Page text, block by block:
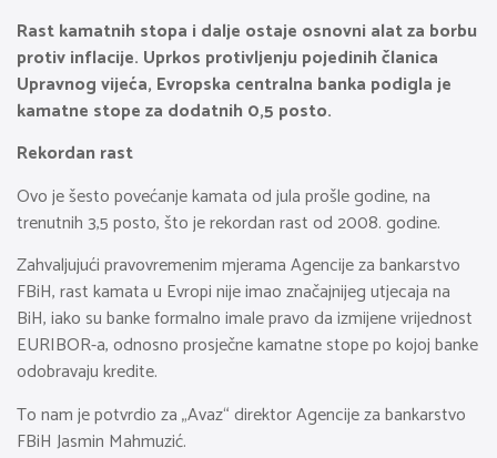
Rast kamatnih stopa i dalje ostaje osnovni alat za borbu
protiv inflacije. Uprkos protivljenju pojedinih članica
Upravnog vijeća, Evropska centralna banka podigla je
kamatne stope za dodatnih 0,5 posto.
Rekordan rast
Ovo je šesto povećanje kamata od jula prošle godine, na
trenutnih 3,5 posto, što je rekordan rast od 2008. godine.
Zahvaljujući pravovremenim mjerama Agencije za bankarstvo
FBiH, rast kamata u Evropi nije imao značajnijeg utjecaja na
BiH, iako su banke formalno imale pravo da izmijene vrijednost
EURIBOR-a, odnosno prosječne kamatne stope po kojoj banke
odobravaju kredite.
To nam je potvrdio za „Avaz“ direktor Agencije za bankarstvo
FBiH Jasmin Mahmuzić.